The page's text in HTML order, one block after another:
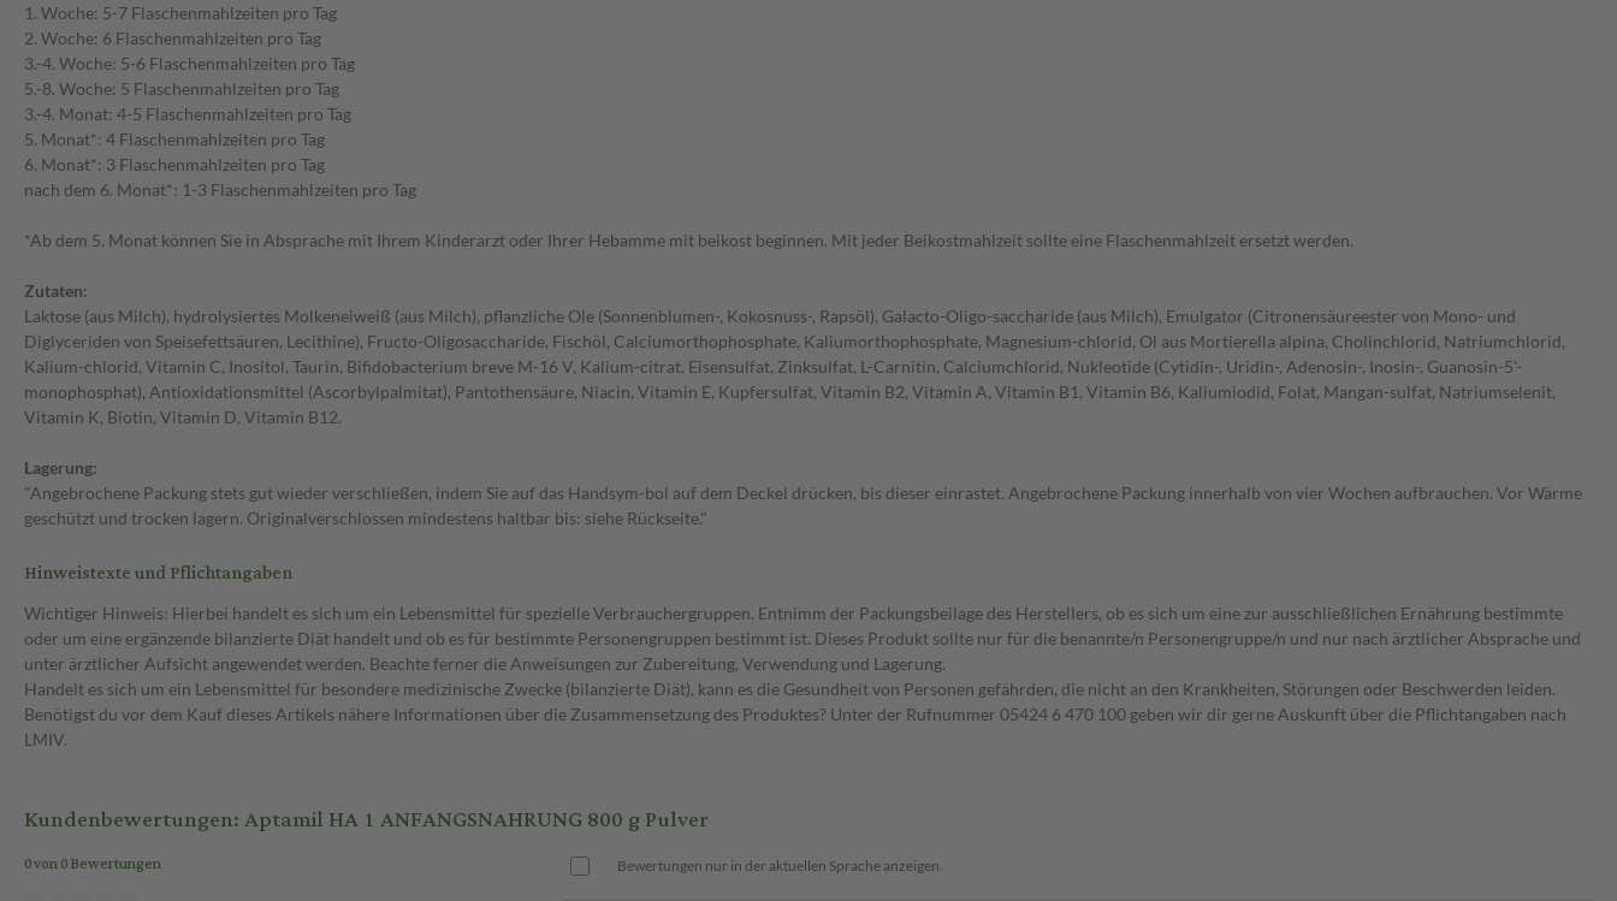
1. Woche: 5-7 Flaschenmahlzeiten pro Tag
2. Woche: 6 Flaschenmahlzeiten pro Tag
3.-4. Woche: 5-6 Flaschenmahlzeiten pro Tag
5.-8. Woche: 5 Flaschenmahlzeiten pro Tag
3.-4. Monat: 4-5 Flaschenmahlzeiten pro Tag
5. Monat*: 4 Flaschenmahlzeiten pro Tag
6. Monat*: 3 Flaschenmahlzeiten pro Tag
nach dem 6. Monat*: 1-3 Flaschenmahlzeiten pro Tag
*Ab dem 5. Monat können Sie in Absprache mit Ihrem Kinderarzt oder Ihrer Hebamme mit beikost beginnen. Mit jeder Beikostmahlzeit sollte eine Flaschenmahlzeit ersetzt werden.
Zutaten:
Laktose (aus Milch), hydrolysiertes Molkeneiweiß (aus Milch), pflanzliche Ole (Sonnenblumen-, Kokosnuss-, Rapsöl), Galacto-Oligo-saccharide (aus Milch), Emulgator (Citronensäureester von Mono- und
Diglyceriden von Speisefettsäuren, Lecithine), Fructo-Oligosaccharide, Fischöl, Calciumorthophosphate, Kaliumorthophosphate, Magnesium-chlorid, Ol aus Mortierella alpina, Cholinchlorid, Natriumchlorid,
Kalium-chlorid, Vitamin C, Inositol, Taurin, Bifidobacterium breve M-16 V, Kalium-citrat, Eisensulfat, Zinksulfat, L-Carnitin, Calciumchlorid, Nukleotide (Cytidin-, Uridin-, Adenosin-, Inosin-, Guanosin-5'-
monophosphat), Antioxidationsmittel (Ascorbylpalmitat), Pantothensäure, Niacin, Vitamin E, Kupfersulfat, Vitamin B2, Vitamin A, Vitamin B1, Vitamin B6, Kaliumiodid, Folat, Mangan-sulfat, Natriumselenit,
Vitamin K, Biotin, Vitamin D, Vitamin B12.
Lagerung:
"Angebrochene Packung stets gut wieder verschließen, indem Sie auf das Handsym-bol auf dem Deckel drücken, bis dieser einrastet. Angebrochene Packung innerhalb von vier Wochen aufbrauchen. Vor Wärme
geschützt und trocken lagern. Originalverschlossen mindestens haltbar bis: siehe Rückseite."
Hinweistexte und Pflichtangaben
Wichtiger Hinweis: Hierbei handelt es sich um ein Lebensmittel für spezielle Verbrauchergruppen. Entnimm der Packungsbeilage des Herstellers, ob es sich um eine zur ausschließlichen Ernährung bestimmte
oder um eine ergänzende bilanzierte Diät handelt und ob es für bestimmte Personengruppen bestimmt ist. Dieses Produkt sollte nur für die benannte/n Personengruppe/n und nur nach ärztlicher Absprache und
unter ärztlicher Aufsicht angewendet werden. Beachte ferner die Anweisungen zur Zubereitung, Verwendung und Lagerung.
Handelt es sich um ein Lebensmittel für besondere medizinische Zwecke (bilanzierte Diät), kann es die Gesundheit von Personen gefährden, die nicht an den Krankheiten, Störungen oder Beschwerden leiden.
Benötigst du vor dem Kauf dieses Artikels nähere Informationen über die Zusammensetzung des Produktes? Unter der Rufnummer 05424 6 470 100 geben wir dir gerne Auskunft über die Pflichtangaben nach
LMIV.
Kundenbewertungen: Aptamil HA 1 ANFANGSNAHRUNG 800 g Pulver
0 von 0 Bewertungen Bewertungen nur in der aktuellen Sprache anzeigen.